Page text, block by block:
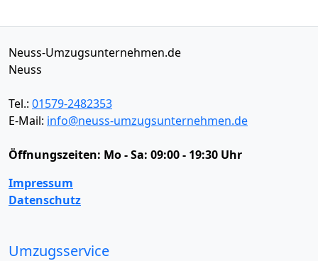
Neuss-Umzugsunternehmen.de
Neuss
Tel.: 01579-2482353
E-Mail: info@neuss-umzugsunternehmen.de
Öffnungszeiten: Mo - Sa: 09:00 - 19:30 Uhr
Impressum
Datenschutz
Umzugsservice